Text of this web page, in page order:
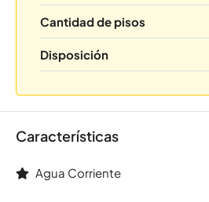
Cantidad de pisos
Disposición
Características
Agua Corriente